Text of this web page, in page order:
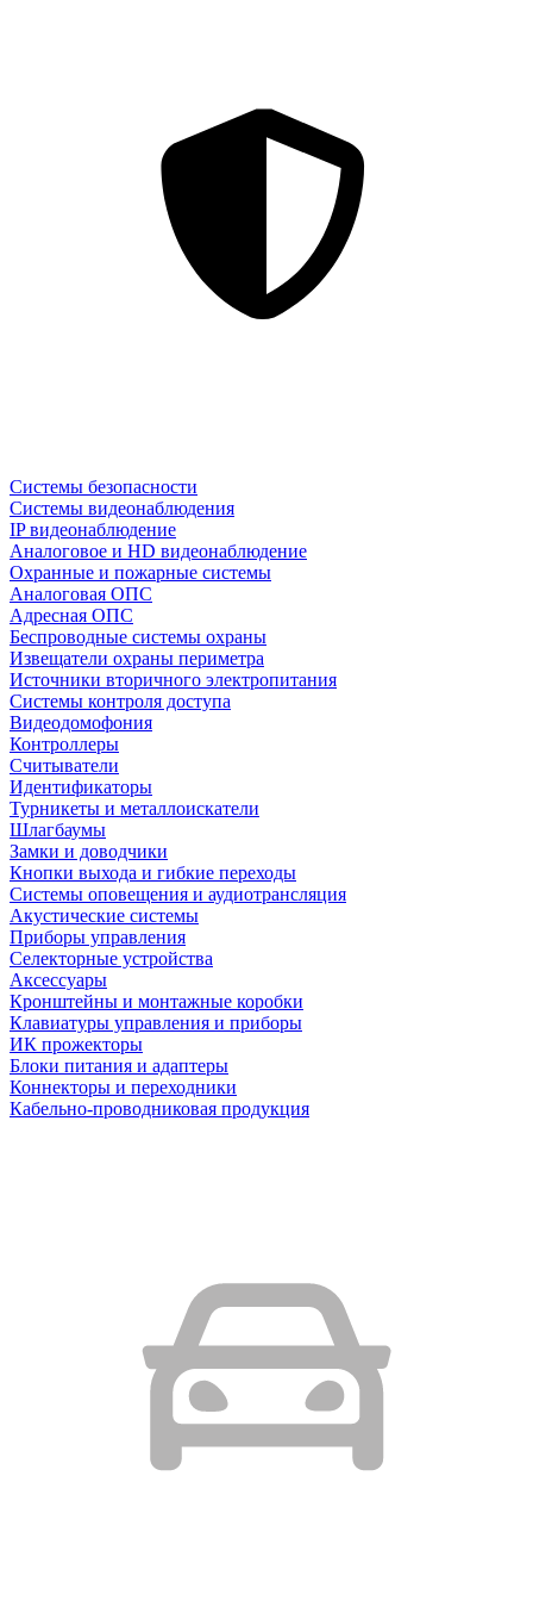
Системы безопасности
Системы видеонаблюдения
IP видеонаблюдение
Аналоговое и HD видеонаблюдение
Охранные и пожарные системы
Аналоговая ОПС
Адресная ОПС
Беспроводные системы охраны
Извещатели охраны периметра
Источники вторичного электропитания
Системы контроля доступа
Видеодомофония
Контроллеры
Считыватели
Идентификаторы
Турникеты и металлоискатели
Шлагбаумы
Замки и доводчики
Кнопки выхода и гибкие переходы
Системы оповещения и аудиотрансляция
Акустические системы
Приборы управления
Селекторные устройства
Аксессуары
Кронштейны и монтажные коробки
Клавиатуры управления и приборы
ИК прожекторы
Блоки питания и адаптеры
Коннекторы и переходники
Кабельно-проводниковая продукция